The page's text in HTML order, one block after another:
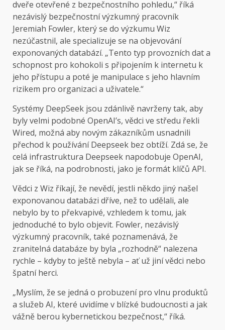
dveře otevřené z bezpečnostního pohledu,“ říká
nezávislý bezpečnostní výzkumný pracovník
Jeremiah Fowler, který se do výzkumu Wiz
nezúčastnil, ale specializuje se na objevování
exponovaných databází. „Tento typ provozních dat a
schopnost pro kohokoli s připojením k internetu k
jeho přístupu a poté je manipulace s jeho hlavním
rizikem pro organizaci a uživatele.“
Systémy DeepSeek jsou zdánlivě navrženy tak, aby
byly velmi podobné OpenAI’s, vědci ve středu řekli
Wired, možná aby novým zákazníkům usnadnili
přechod k používání Deepseek bez obtíží. Zdá se, že
celá infrastruktura Deepseek napodobuje OpenAI,
jak se říká, na podrobnosti, jako je formát klíčů API.
Vědci z Wiz říkají, že nevědí, jestli někdo jiný našel
exponovanou databázi dříve, než to udělali, ale
nebylo by to překvapivé, vzhledem k tomu, jak
jednoduché to bylo objevit. Fowler, nezávislý
výzkumný pracovník, také poznamenává, že
zranitelná databáze by byla „rozhodně“ nalezena
rychle – kdyby to ještě nebyla – ať už jiní vědci nebo
špatní herci.
„Myslím, že se jedná o probuzení pro vlnu produktů
a služeb AI, které uvidíme v blízké budoucnosti a jak
vážně berou kybernetickou bezpečnost,“ říká.